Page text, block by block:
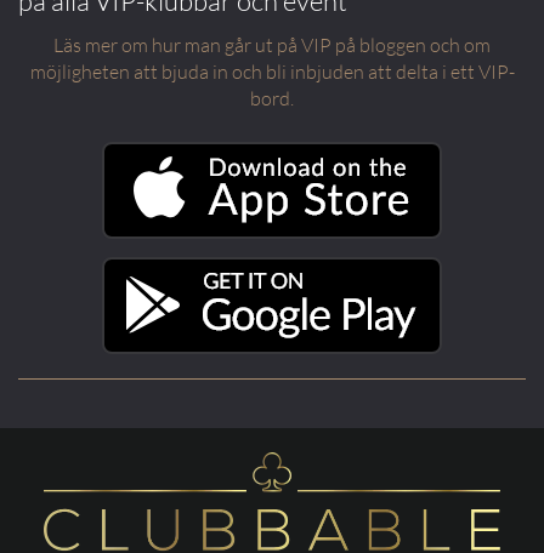
Läs mer om hur man går ut på VIP på bloggen och om
möjligheten att bjuda in och bli inbjuden att delta i ett VIP-
bord.